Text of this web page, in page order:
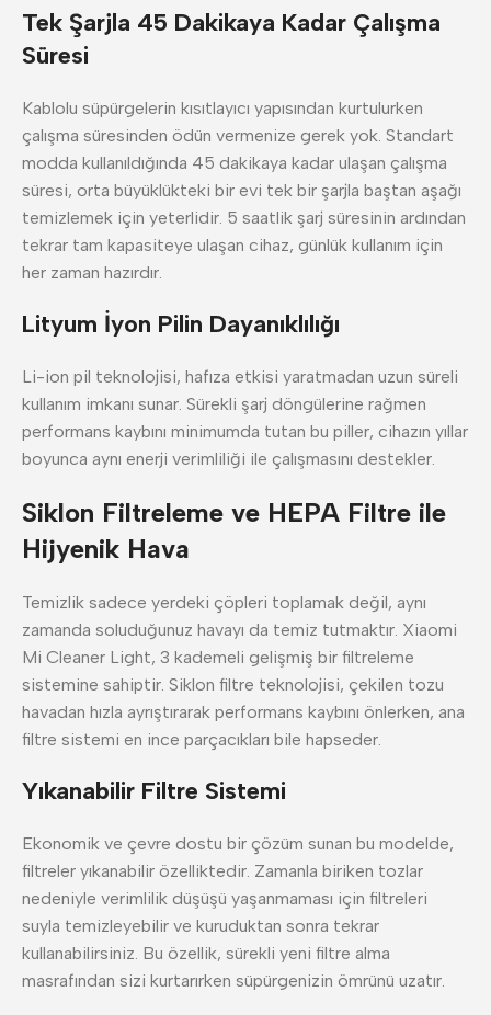
Tek Şarjla 45 Dakikaya Kadar Çalışma
Süresi
Kablolu süpürgelerin kısıtlayıcı yapısından kurtulurken
çalışma süresinden ödün vermenize gerek yok. Standart
modda kullanıldığında 45 dakikaya kadar ulaşan çalışma
süresi, orta büyüklükteki bir evi tek bir şarjla baştan aşağı
temizlemek için yeterlidir. 5 saatlik şarj süresinin ardından
tekrar tam kapasiteye ulaşan cihaz, günlük kullanım için
her zaman hazırdır.
Lityum İyon Pilin Dayanıklılığı
Li-ion pil teknolojisi, hafıza etkisi yaratmadan uzun süreli
kullanım imkanı sunar. Sürekli şarj döngülerine rağmen
performans kaybını minimumda tutan bu piller, cihazın yıllar
boyunca aynı enerji verimliliği ile çalışmasını destekler.
Siklon Filtreleme ve HEPA Filtre ile
Hijyenik Hava
Temizlik sadece yerdeki çöpleri toplamak değil, aynı
zamanda soluduğunuz havayı da temiz tutmaktır. Xiaomi
Mi Cleaner Light, 3 kademeli gelişmiş bir filtreleme
sistemine sahiptir. Siklon filtre teknolojisi, çekilen tozu
havadan hızla ayrıştırarak performans kaybını önlerken, ana
filtre sistemi en ince parçacıkları bile hapseder.
Yıkanabilir Filtre Sistemi
Ekonomik ve çevre dostu bir çözüm sunan bu modelde,
filtreler yıkanabilir özelliktedir. Zamanla biriken tozlar
nedeniyle verimlilik düşüşü yaşanmaması için filtreleri
suyla temizleyebilir ve kuruduktan sonra tekrar
kullanabilirsiniz. Bu özellik, sürekli yeni filtre alma
masrafından sizi kurtarırken süpürgenizin ömrünü uzatır.